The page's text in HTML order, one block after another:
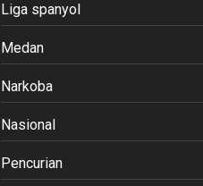
Liga spanyol
Medan
Narkoba
Nasional
Pencurian